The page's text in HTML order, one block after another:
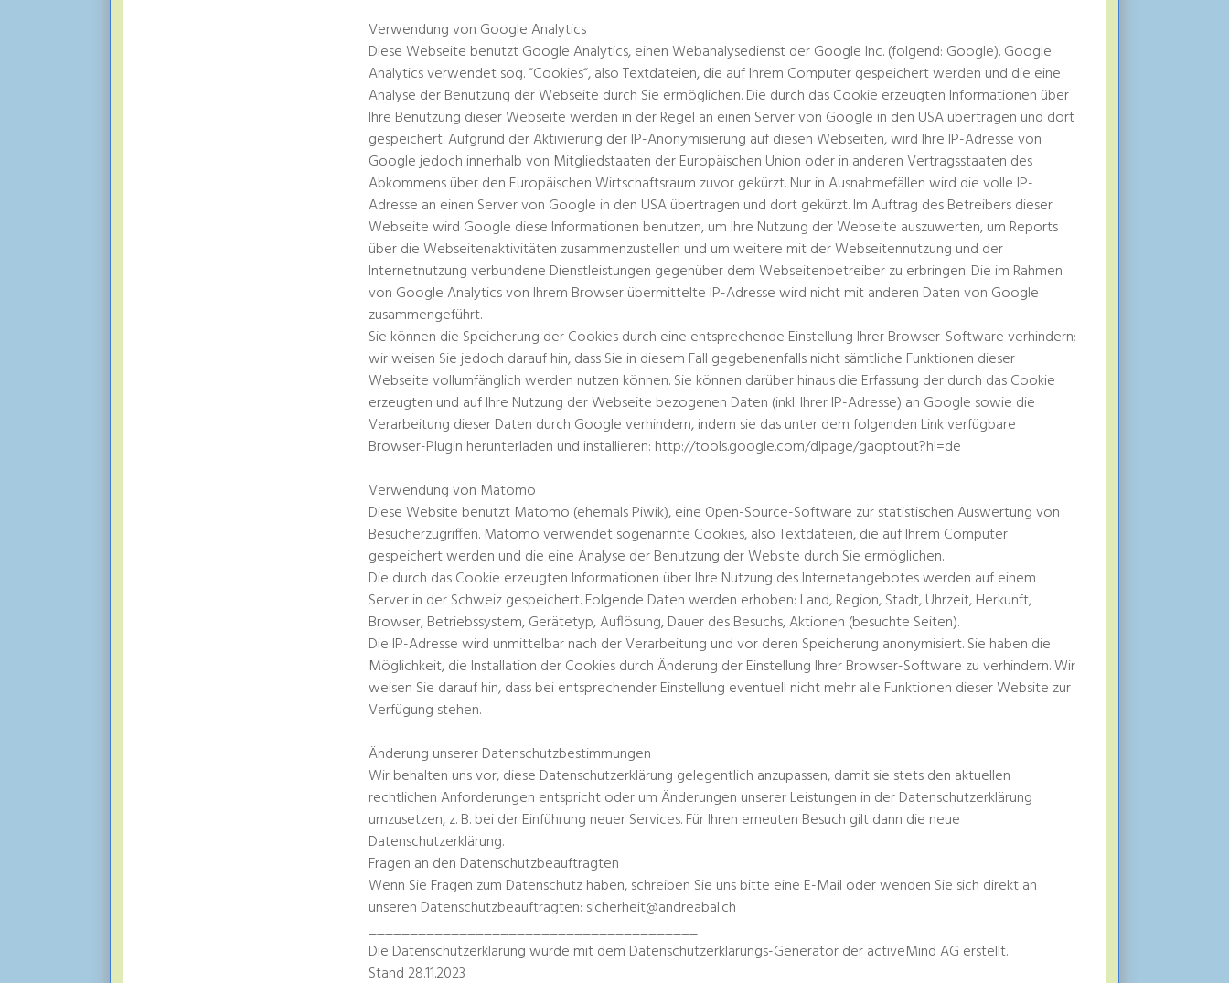
Verwendung von Google Analytics
Diese Webseite benutzt Google Analytics, einen Webanalysedienst der Google Inc. (folgend: Google). Google
Analytics verwendet sog. “Cookies“, also Textdateien, die auf Ihrem Computer gespeichert werden und die eine
Analyse der Benutzung der Webseite durch Sie ermöglichen. Die durch das Cookie erzeugten Informationen über
Ihre Benutzung dieser Webseite werden in der Regel an einen Server von Google in den USA übertragen und dort
gespeichert. Aufgrund der Aktivierung der IP-Anonymisierung auf diesen Webseiten, wird Ihre IP-Adresse von
Google jedoch innerhalb von Mitgliedstaaten der Europäischen Union oder in anderen Vertragsstaaten des
Abkommens über den Europäischen Wirtschaftsraum zuvor gekürzt. Nur in Ausnahmefällen wird die volle IP-
Adresse an einen Server von Google in den USA übertragen und dort gekürzt. Im Auftrag des Betreibers dieser
Webseite wird Google diese Informationen benutzen, um Ihre Nutzung der Webseite auszuwerten, um Reports
über die Webseitenaktivitäten zusammenzustellen und um weitere mit der Webseitennutzung und der
Internetnutzung verbundene Dienstleistungen gegenüber dem Webseitenbetreiber zu erbringen. Die im Rahmen
von Google Analytics von Ihrem Browser übermittelte IP-Adresse wird nicht mit anderen Daten von Google
zusammengeführt.
Sie können die Speicherung der Cookies durch eine entsprechende Einstellung Ihrer Browser-Software verhindern;
wir weisen Sie jedoch darauf hin, dass Sie in diesem Fall gegebenenfalls nicht sämtliche Funktionen dieser
Webseite vollumfänglich werden nutzen können. Sie können darüber hinaus die Erfassung der durch das Cookie
erzeugten und auf Ihre Nutzung der Webseite bezogenen Daten (inkl. Ihrer IP-Adresse) an Google sowie die
Verarbeitung dieser Daten durch Google verhindern, indem sie das unter dem folgenden Link verfügbare
Browser-Plugin herunterladen und installieren: http://tools.google.com/dlpage/gaoptout?hl=de
Verwendung von Matomo
Diese Website benutzt Matomo (ehemals Piwik), eine Open-Source-Software zur statistischen Auswertung von
Besucherzugriffen. Matomo verwendet sogenannte Cookies, also Textdateien, die auf Ihrem Computer
gespeichert werden und die eine Analyse der Benutzung der Website durch Sie ermöglichen.
Die durch das Cookie erzeugten Informationen über Ihre Nutzung des Internetangebotes werden auf einem
Server in der Schweiz gespeichert. Folgende Daten werden erhoben: Land, Region, Stadt, Uhrzeit, Herkunft,
Browser, Betriebssystem, Gerätetyp, Auflösung, Dauer des Besuchs, Aktionen (besuchte Seiten).
Die IP-Adresse wird unmittelbar nach der Verarbeitung und vor deren Speicherung anonymisiert. Sie haben die
Möglichkeit, die Installation der Cookies durch Änderung der Einstellung Ihrer Browser-Software zu verhindern. Wir
weisen Sie darauf hin, dass bei entsprechender Einstellung eventuell nicht mehr alle Funktionen dieser Website zur
Verfügung stehen.
Änderung unserer Datenschutzbestimmungen
Wir behalten uns vor, diese Datenschutzerklärung gelegentlich anzupassen, damit sie stets den aktuellen
rechtlichen Anforderungen entspricht oder um Änderungen unserer Leistungen in der Datenschutzerklärung
umzusetzen, z. B. bei der Einführung neuer Services. Für Ihren erneuten Besuch gilt dann die neue
Datenschutzerklärung.
Fragen an den Datenschutzbeauftragten
Wenn Sie Fragen zum Datenschutz haben, schreiben Sie uns bitte eine E-Mail oder wenden Sie sich direkt an
unseren Datenschutzbeauftragten: sicherheit@andreabal.ch
________________________________________
Die Datenschutzerklärung wurde mit dem Datenschutzerklärungs-Generator der activeMind AG erstellt.
Stand 28.11.2023